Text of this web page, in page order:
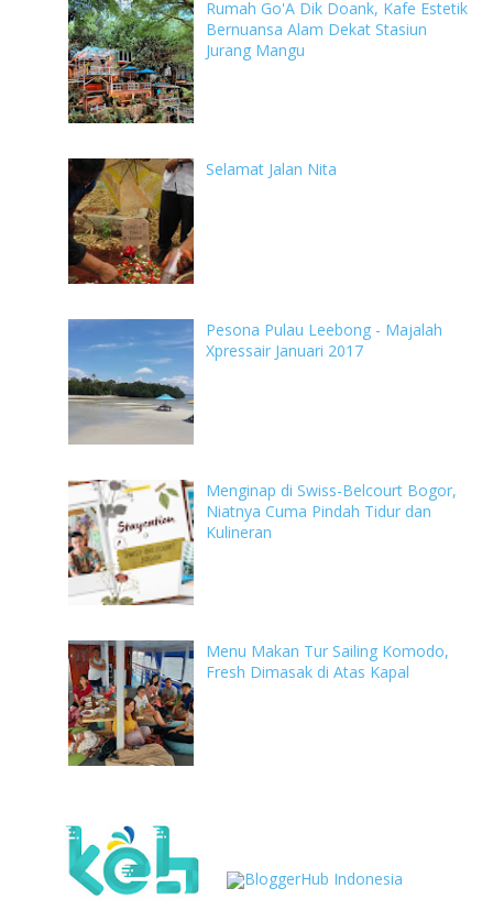
Rumah Go'A Dik Doank, Kafe Estetik
Bernuansa Alam Dekat Stasiun
Jurang Mangu
Selamat Jalan Nita
Pesona Pulau Leebong - Majalah
Xpressair Januari 2017
Menginap di Swiss-Belcourt Bogor,
Niatnya Cuma Pindah Tidur dan
Kulineran
Menu Makan Tur Sailing Komodo,
Fresh Dimasak di Atas Kapal